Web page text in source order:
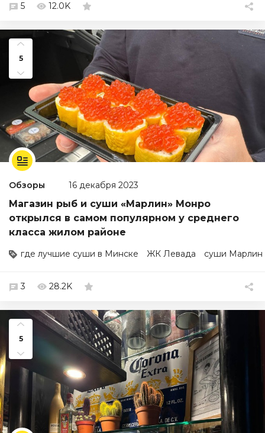
5 12.0K
5
Обзоры 16 декабря 2023
Магазин рыб и суши «Марлин» Монро
открылся в самом популярном у среднего
класса жилом районе
где лучшие суши в Минске ЖК Левада суши Марлин
3 28.2K
5